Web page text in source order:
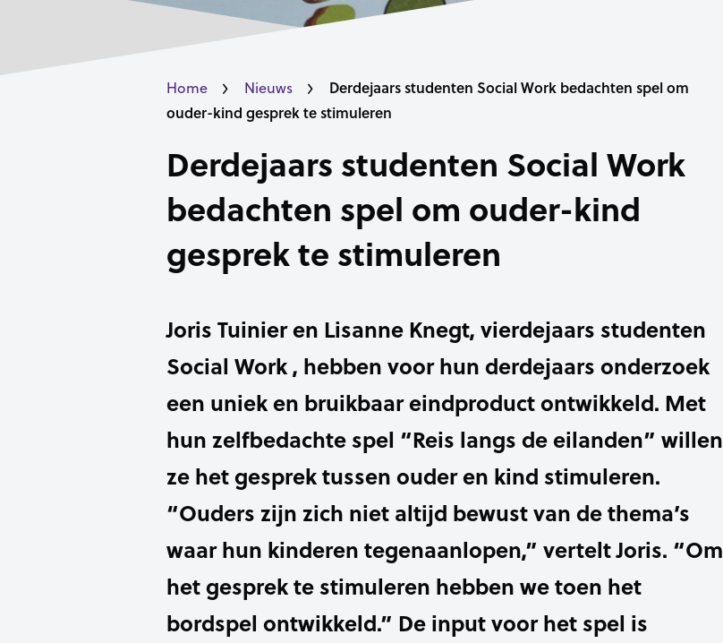
Home Nieuws
Derdejaars studenten Social Work bedachten spel om
ouder-kind gesprek te stimuleren
Derdejaars studenten Social Work
bedachten spel om ouder-kind
gesprek te stimuleren
Joris Tuinier en Lisanne Knegt, vierdejaars studenten
Social Work , hebben voor hun derdejaars onderzoek
een uniek en bruikbaar eindproduct ontwikkeld. Met
hun zelfbedachte spel “Reis langs de eilanden” willen
ze het gesprek tussen ouder en kind stimuleren.
“Ouders zijn zich niet altijd bewust van de thema’s
waar hun kinderen tegenaanlopen,” vertelt Joris. “Om
het gesprek te stimuleren hebben we toen het
bordspel ontwikkeld.” De input voor het spel is